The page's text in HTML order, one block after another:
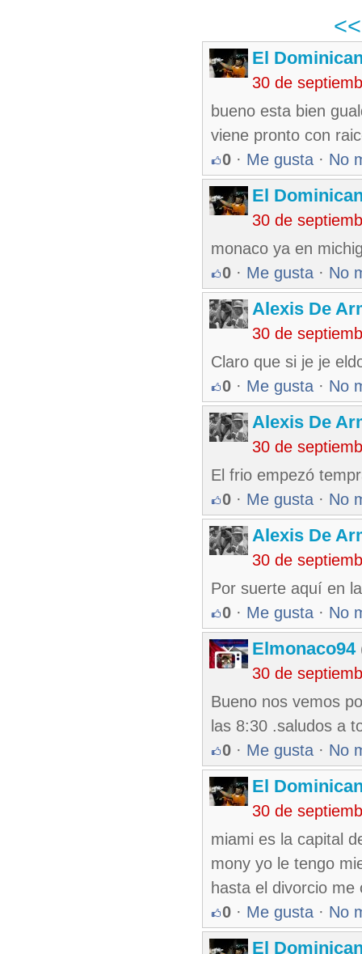
El
30 de
bueno esta bien
viene pronto con
0 · Me gusta · No
El
30 de
monaco ya en
0 · Me gusta · No
Alexis De
30 de
Claro que si je je
0 · Me gusta · No
Alexis De
30 de
El frio empezó
0 · Me gusta · No
Alexis De
30 de
Por suerte aquí en
0 · Me gusta · No
Elmonaco94
30 de
Bueno nos vemos
las 8:30 .saludos a
0 · Me gusta · No
El
30 de
miami es la capital
mony yo le tengo
hasta el divorcio me
0 · Me gusta · No
El